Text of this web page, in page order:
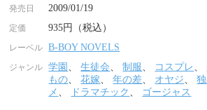
発売日 2009/01/19
定価 935円（税込）
レーベル B-BOY NOVELS
ジャンル 学園 、生徒会、制服、 コスプレ 、
もの、花嫁、年の差、 オヤジ、
メ 、 ドラマチック 、 ゴージャス